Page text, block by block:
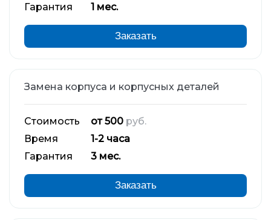
Гарантия
1 мес.
Заказать
Замена корпуса и корпусных деталей
Стоимость от 500 руб.
Время
1-2 часа
Гарантия
3 мес.
Заказать